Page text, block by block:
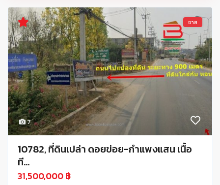
7
ขาย
10782, ที่ดินเปล่า ดอยข่อย-กำแพงแสน เนื้อ
ที...
31,500,000 ฿